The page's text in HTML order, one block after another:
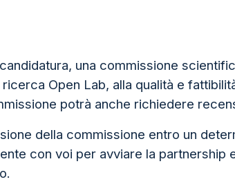
una commissione
Open Lab, alla qualità e
potrà anche richiedere
della commissione entro un
con voi per avviare la